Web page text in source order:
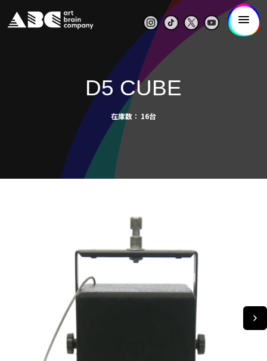
D5 CUBE
在庫数 16台